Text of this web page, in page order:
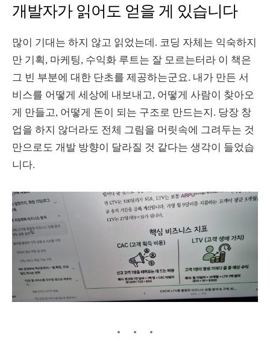
개발자가 읽어도 얻을 게 있습니다
많이 기대는 하지 않고 읽었는데. 코딩 자체는 익숙하지
만 기획, 마케팅, 수익화 루트는 잘 모르는터라 이 책은
그 빈 부분에 대한 단초를 제공하는군요. 내가 만든 서
비스를 어떻게 세상에 내보내고, 어떻게 사람이 찾아오
게 만들고, 어떻게 돈이 되는 구조로 만드는지. 당장 창
업을 하지 않더라도 전체 그림을 머릿속에 그려두는 것
만으로도 개발 방향이 달라질 것 같다는 생각이 들었습
니다.